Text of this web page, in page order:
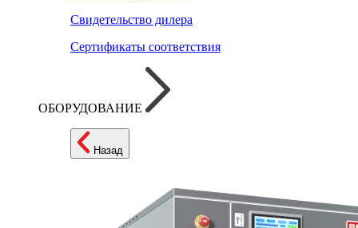
Свидетельство дилера
Сертификаты соответствия
ОБОРУДОВАНИЕ
Назад